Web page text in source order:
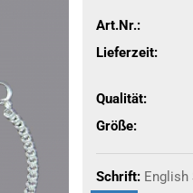
Art.Nr.:
Lieferzeit:
Qualität:
Größe:
Schrift: English